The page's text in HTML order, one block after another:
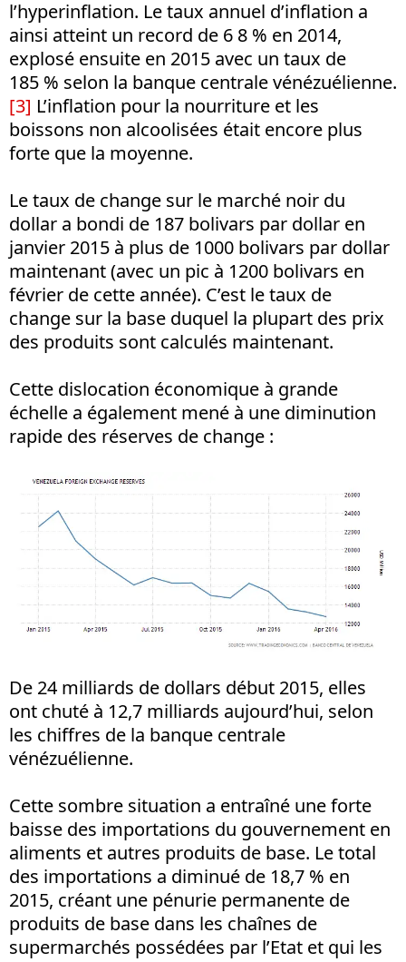
l’hyperinflation. Le taux annuel d’inflation a
ainsi atteint un record de 6 8 % en 2014,
explosé ensuite en 2015 avec un taux de
185 % selon la banque centrale vénézuélienne.
[3] L’inflation pour la nourriture et les
boissons non alcoolisées était encore plus
forte que la moyenne.
Le taux de change sur le marché noir du
dollar a bondi de 187 bolivars par dollar en
janvier 2015 à plus de 1000 bolivars par dollar
maintenant (avec un pic à 1200 bolivars en
février de cette année). C’est le taux de
change sur la base duquel la plupart des prix
des produits sont calculés maintenant.
Cette dislocation économique à grande
échelle a également mené à une diminution
rapide des réserves de change :
De 24 milliards de dollars début 2015, elles
ont chuté à 12,7 milliards aujourd’hui, selon
les chiffres de la banque centrale
vénézuélienne.
Cette sombre situation a entraîné une forte
baisse des importations du gouvernement en
aliments et autres produits de base. Le total
des importations a diminué de 18,7 % en
2015, créant une pénurie permanente de
produits de base dans les chaînes de
supermarchés possédées par l’Etat et qui les